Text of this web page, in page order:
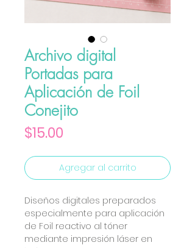
Archivo digital
Portadas para
Aplicación de Foil
Conejito
$15.00
Agregar al carrito
Diseños digitales preparados
especialmente para aplicación
de Foil reactivo al tóner
mediante impresión láser en